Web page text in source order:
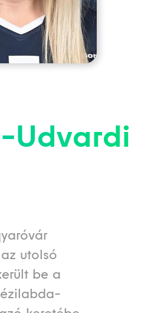
Udvardi
utolsó
be a